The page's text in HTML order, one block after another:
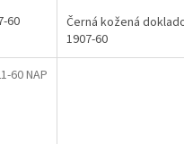
60
Černá kožená
1907-60
60 NAP